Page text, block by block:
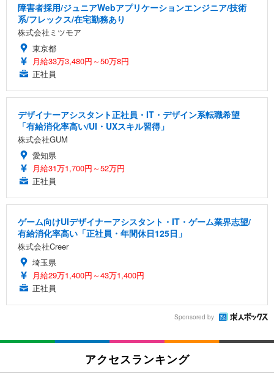
障害者採用/ジュニアWebアプリケーションエンジニア/技術
系/フレックス/在宅勤務あり
株式会社ミツモア
東京都
月給33万3,480円～50万8円
正社員
デザイナーアシスタント正社員・IT・デザイン系転職希望
「有給消化率高い/UI・UXスキル習得」
株式会社GUM
愛知県
月給31万1,700円～52万円
正社員
ゲーム向けUIデザイナーアシスタント・IT・ゲーム業界志望/
有給消化率高い「正社員・年間休日125日」
株式会社Creer
埼玉県
月給29万1,400円～43万1,400円
正社員
Sponsored by
アクセスランキング